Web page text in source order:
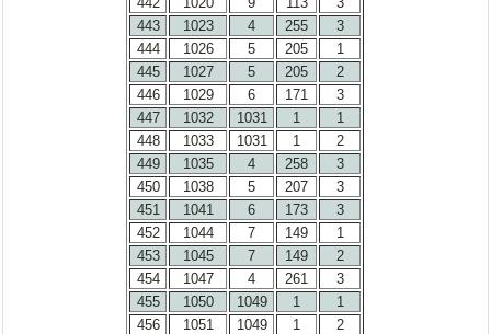
443
1023 4 255
3
444
1026 5 205
1
445
1027 5 205
2
446
1029 6 171
3
447
1032 1031 1
1
448
1033 1031 1
2
449
1035 4 258
3
450
1038 5 207
3
451
1041 6 173
3
452
1044 7 149
1
453
1045 7 149
2
454
1047 4 261
3
455
1050 1049 1
1
456
1051 1049 1
2